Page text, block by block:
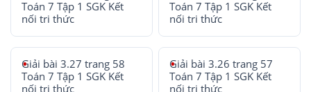
Toán 7 Tập 1 SGK Kết
nối tri thức
Toán 7 Tập 1 SGK Kết
nối tri thức
Giải bài 3.27 trang 58
Toán 7 Tập 1 SGK Kết
nối tri thức
Giải bài 3.26 trang 57
Toán 7 Tập 1 SGK Kết
nối tri thức